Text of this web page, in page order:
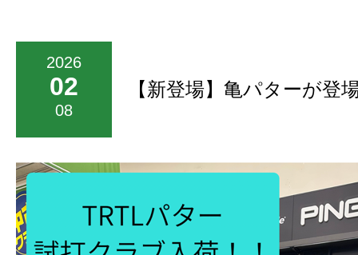
2026
02
08
【新登場】亀パターが登